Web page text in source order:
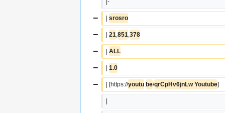
− | srosro
− | 21 ,851 ,378
− | ALL
− | 1.0
− | [https://youtu .be/qrCpHv6jnLw Youtube]
|